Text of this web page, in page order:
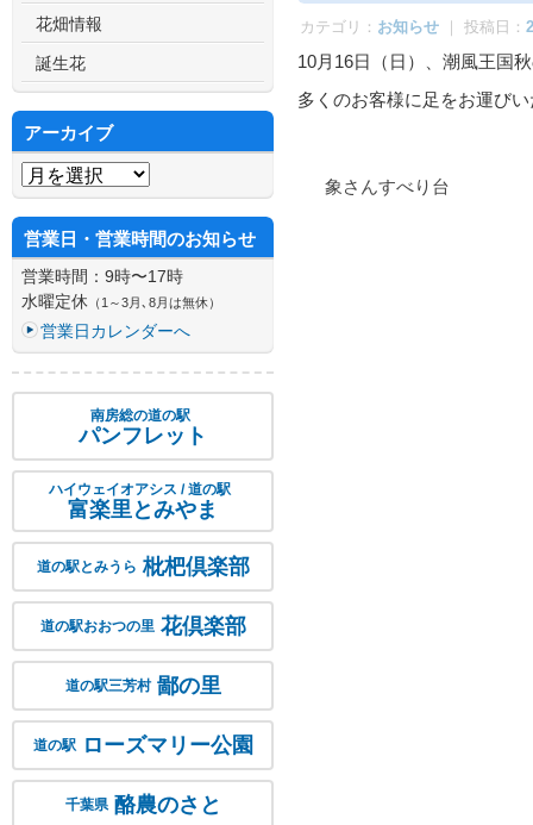
10月16日（日）、潮風王国
多くのお客様に足をお運び
投稿ナビゲーション
花畑情報
誕生花
アーカイブ
アーカイブ
営業日・営業時間のお知らせ
営業時間：9時〜17時
水曜定休 （1～3月､8月は無休）
営業日カレンダーへ
南房総の道の駅 パンフレット
ハイウェイオアシス / 道の駅
富楽里とみやま
道の駅とみうら 枇杷倶楽部
道の駅おおつの里 花倶楽部
道の駅三芳村 鄙の里
道の駅 ローズマリー公園
千葉県 酪農のさと